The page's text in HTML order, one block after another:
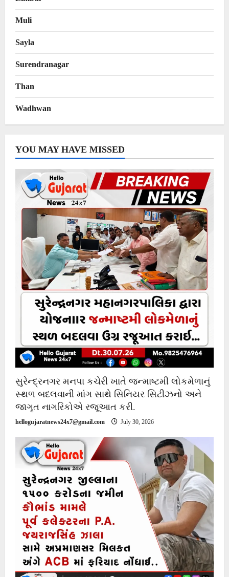
Muli
Sayla
Surendranagar
Than
Wadhwan
YOU MAY HAVE MISSED
સુરેન્દ્રનગર મનપા કચેરી ખાતે જન્માષ્ટમી લોકમેળાનું
સ્થળ બદલવાની માંગ સાથે સિનિયર સિટીઝનો અને
જાગૃત નાગરિકોએ રજૂઆત કરી.
hellogujaratnews24x7@gmail.com July 30, 2026